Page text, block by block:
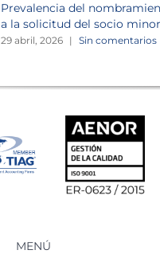
Prevalencia del
a la solicitud del socio
29 abril, 2026 | Sin comentarios
MENÚ